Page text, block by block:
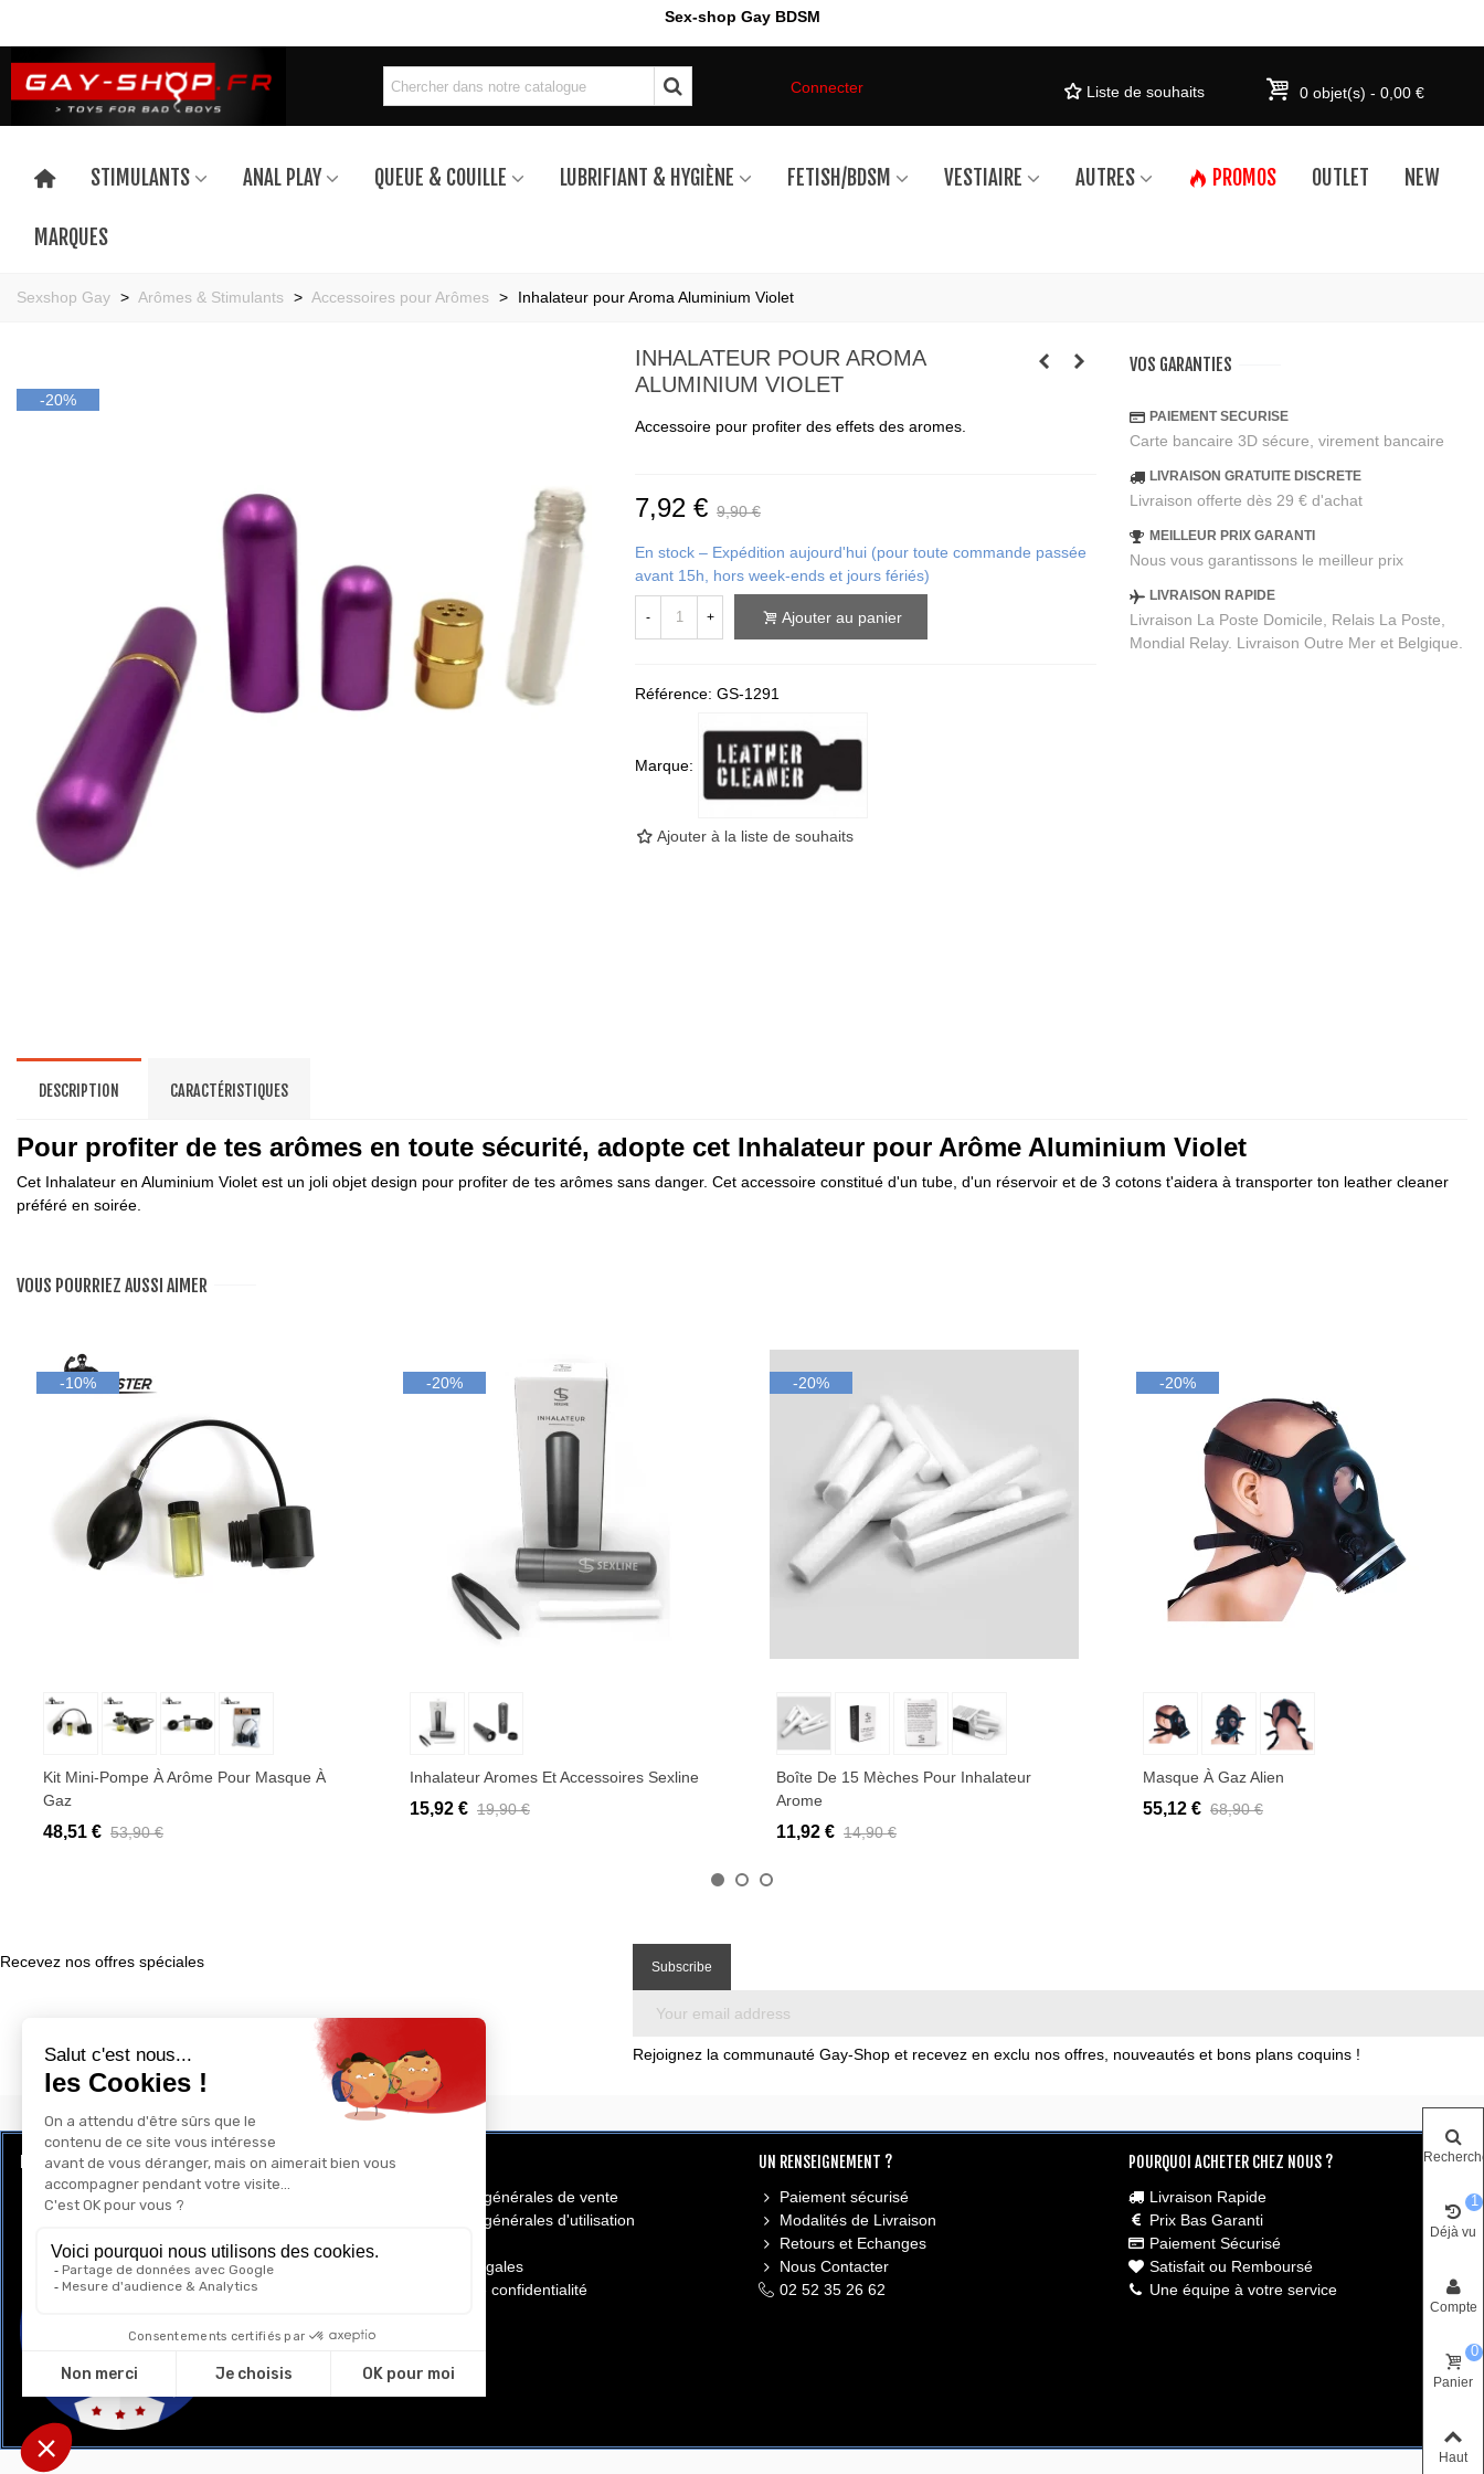
Sex-shop Gay BDSM
Connecter Liste de souhaits 0 objet(s) - 0,00 €
STIMULANTS ANAL PLAY QUEUE & COUILLE LUBRIFIANT & HYGIÈNE FETISH/BDSM VESTIAIRE AUTRES PROMOS OUTLET NEW
MARQUES
Sexshop Gay > Arômes & Stimulants > Accessoires pour Arômes > Inhalateur pour Aroma Aluminium Violet
-20%
INHALATEUR POUR AROMA
ALUMINIUM VIOLET
Accessoire pour profiter des effets des aromes.
7,92 € 9,90 €
En stock – Expédition aujourd'hui (pour toute commande passée
avant 15h, hors week-ends et jours fériés)
- + Ajouter au panier
Référence: GS-1291
Marque:
Ajouter à la liste de souhaits
VOS GARANTIES
PAIEMENT SECURISE
Carte bancaire 3D sécure, virement bancaire
LIVRAISON GRATUITE DISCRETE
Livraison offerte dès 29 € d'achat
MEILLEUR PRIX GARANTI
Nous vous garantissons le meilleur prix
LIVRAISON RAPIDE
Livraison La Poste Domicile, Relais La Poste,
Mondial Relay. Livraison Outre Mer et Belgique.
DESCRIPTION CARACTÉRISTIQUES
Pour profiter de tes arômes en toute sécurité, adopte cet Inhalateur pour Arôme Aluminium Violet
Cet Inhalateur en Aluminium Violet est un joli objet design pour profiter de tes arômes sans danger. Cet accessoire constitué d'un tube, d'un réservoir et de 3 cotons t'aidera à transporter ton leather cleaner
préféré en soirée.
VOUS POURRIEZ AUSSI AIMER
-10%
Ajouter au panier
Kit Mini-Pompe À Arôme Pour Masque À
Gaz
48,51 € 53,90 €
-20%
Ajouter au panier
Inhalateur Aromes Et Accessoires Sexline
15,92 € 19,90 €
-20%
Ajouter au panier
Boîte De 15 Mèches Pour Inhalateur
Arome
11,92 € 14,90 €
-20%
Ajouter au panier
Masque À Gaz Alien
55,12 € 68,90 €
Recevez nos offres spéciales
Rejoignez la communauté Gay-Shop et recevez en exclu nos offres, nouveautés et bons plans coquins !
LE CLUB RÉCOMPENSE ET PRIVILÈGE
Programme de Fidélité
GAY-SHOP
Conditions générales de vente
Conditions générales d'utilisation
Mentions légales
Politique de confidentialité
UN RENSEIGNEMENT ?
Paiement sécurisé
Modalités de Livraison
Retours et Echanges
Nous Contacter
02 52 35 26 62
POURQUOI ACHETER CHEZ NOUS ?
Livraison Rapide
Prix Bas Garanti
Paiement Sécurisé
Satisfait ou Remboursé
Une équipe à votre service
Déjà vu
1
Compte
Panier
0
Haut